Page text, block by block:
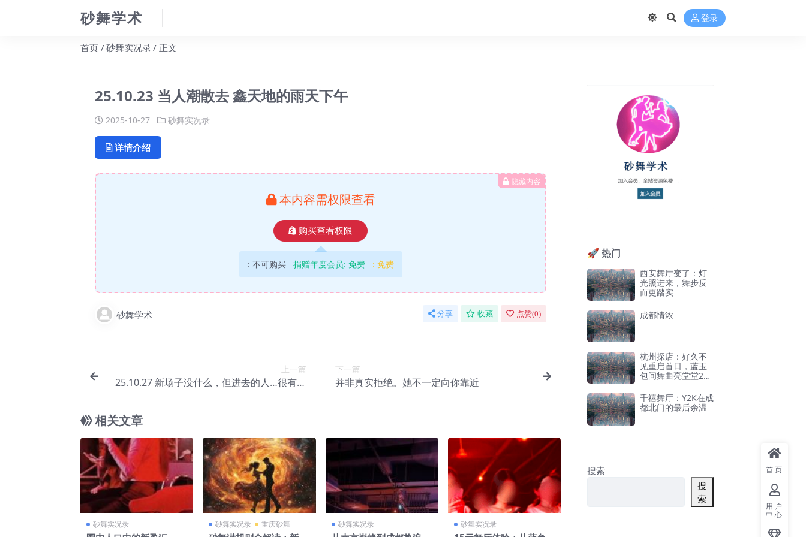
砂舞学术 登录
首页 砂舞实况录 正文
25.10.23 当人潮散去 鑫天地的雨天下午
2025-10-27 砂舞实况录
详情介绍
隐藏内容
本内容需权限查看
购买查看权限
: 不可购买 捐赠年度会员: 免费 : 免费
砂舞学术 分享 收藏 点赞(0)
上一篇
25.10.27 新场子没什么，但进去的人…很有东
下一篇
并非真实拒绝。她不一定向你靠近
相关文章
砂舞实况录 砂舞实况录 重庆砂舞 砂舞实况录 砂舞实况录
🚀 热门
西安舞厅变了：灯
光照进来，舞步反
而更踏实
成都情浓
杭州探店：好久不
见重启首日，蓝玉
包间舞曲亮堂堂26.
千禧舞厅：Y2K在成
都北门的最后余温
搜索
搜
索
首页
用户
中心